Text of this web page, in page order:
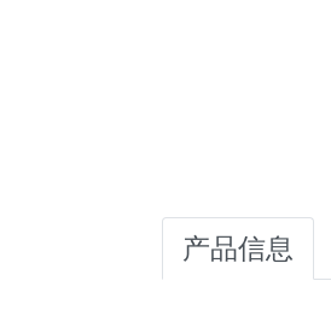
产品信息